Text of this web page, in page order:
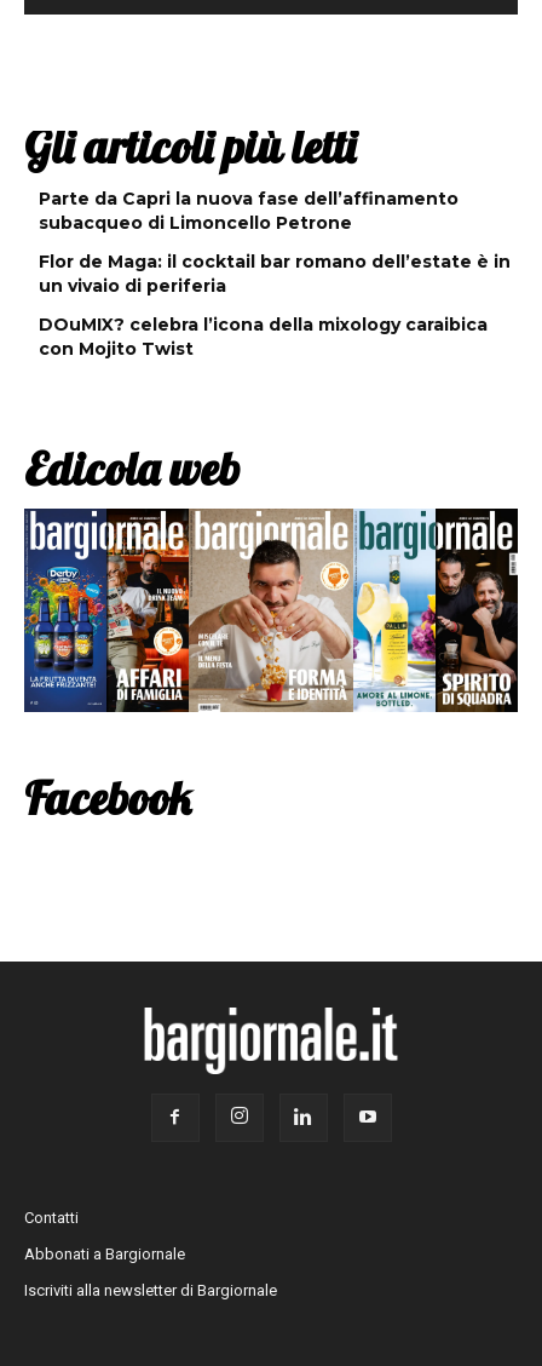
Gli articoli più letti
Parte da Capri la nuova fase dell’affinamento
subacqueo di Limoncello Petrone
Flor de Maga: il cocktail bar romano dell’estate è in
un vivaio di periferia
DOuMIX? celebra l’icona della mixology caraibica
con Mojito Twist
Edicola web
Facebook
Contatti
Abbonati a Bargiornale
Iscriviti alla newsletter di Bargiornale